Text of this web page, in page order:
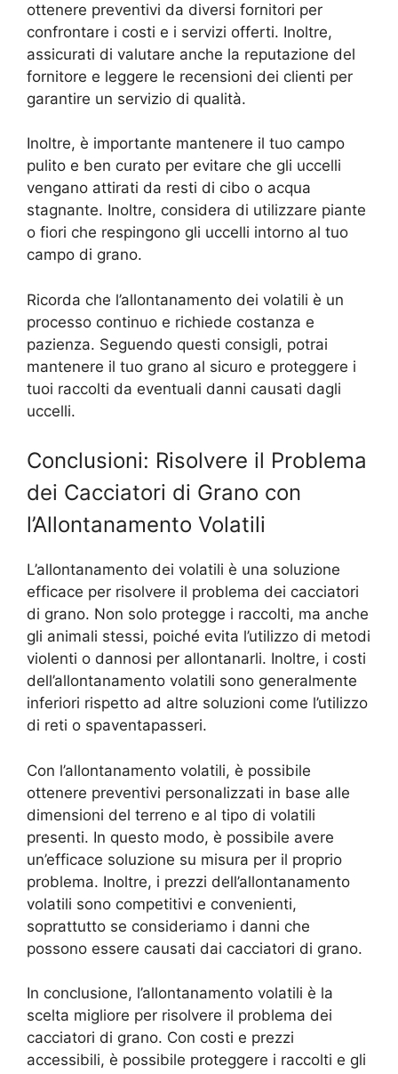
ottenere preventivi da diversi fornitori per
confrontare i costi e i servizi offerti. Inoltre,
assicurati di valutare anche la reputazione del
fornitore e leggere le recensioni dei clienti per
garantire un servizio di qualità.
Inoltre, è importante mantenere il tuo campo
pulito e ben curato per evitare che gli uccelli
vengano attirati da resti di cibo o acqua
stagnante. Inoltre, considera di utilizzare piante
o fiori che respingono gli uccelli intorno al tuo
campo di grano.
Ricorda che l’allontanamento dei volatili è un
processo continuo e richiede costanza e
pazienza. Seguendo questi consigli, potrai
mantenere il tuo grano al sicuro e proteggere i
tuoi raccolti da eventuali danni causati dagli
uccelli.
Conclusioni: Risolvere il Problema
dei Cacciatori di Grano con
l’Allontanamento Volatili
L’allontanamento dei volatili è una soluzione
efficace per risolvere il problema dei cacciatori
di grano. Non solo protegge i raccolti, ma anche
gli animali stessi, poiché evita l’utilizzo di metodi
violenti o dannosi per allontanarli. Inoltre, i costi
dell’allontanamento volatili sono generalmente
inferiori rispetto ad altre soluzioni come l’utilizzo
di reti o spaventapasseri.
Con l’allontanamento volatili, è possibile
ottenere preventivi personalizzati in base alle
dimensioni del terreno e al tipo di volatili
presenti. In questo modo, è possibile avere
un’efficace soluzione su misura per il proprio
problema. Inoltre, i prezzi dell’allontanamento
volatili sono competitivi e convenienti,
soprattutto se consideriamo i danni che
possono essere causati dai cacciatori di grano.
In conclusione, l’allontanamento volatili è la
scelta migliore per risolvere il problema dei
cacciatori di grano. Con costi e prezzi
accessibili, è possibile proteggere i raccolti e gli